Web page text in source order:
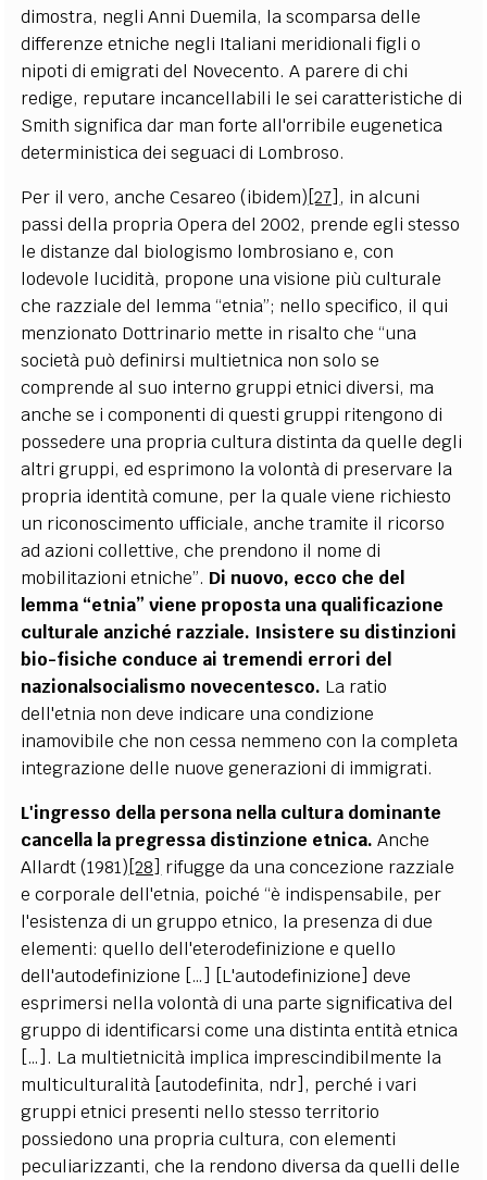
dimostra, negli Anni Duemila, la scomparsa delle
differenze etniche negli Italiani meridionali figli o
nipoti di emigrati del Novecento. A parere di chi
redige, reputare incancellabili le sei caratteristiche di
Smith significa dar man forte all'orribile eugenetica
deterministica dei seguaci di Lombroso.
Per il vero, anche Cesareo (ibidem)[27] , in alcuni
passi della propria Opera del 2002, prende egli stesso
le distanze dal biologismo lombrosiano e, con
lodevole lucidità, propone una visione più culturale
che razziale del lemma “etnia”; nello specifico, il qui
menzionato Dottrinario mette in risalto che “una
società può definirsi multietnica non solo se
comprende al suo interno gruppi etnici diversi, ma
anche se i componenti di questi gruppi ritengono di
possedere una propria cultura distinta da quelle degli
altri gruppi, ed esprimono la volontà di preservare la
propria identità comune, per la quale viene richiesto
un riconoscimento ufficiale, anche tramite il ricorso
ad azioni collettive, che prendono il nome di
mobilitazioni etniche”. Di nuovo, ecco che del
lemma “etnia” viene proposta una qualificazione
culturale anziché razziale. Insistere su distinzioni
bio-fisiche conduce ai tremendi errori del
nazionalsocialismo novecentesco. La ratio
dell'etnia non deve indicare una condizione
inamovibile che non cessa nemmeno con la completa
integrazione delle nuove generazioni di immigrati.
L'ingresso della persona nella cultura dominante
cancella la pregressa distinzione etnica. Anche
Allardt (1981)[28] rifugge da una concezione razziale
e corporale dell'etnia, poiché “è indispensabile, per
l'esistenza di un gruppo etnico, la presenza di due
elementi: quello dell'eterodefinizione e quello
dell'autodefinizione […] [L'autodefinizione] deve
esprimersi nella volontà di una parte significativa del
gruppo di identificarsi come una distinta entità etnica
[…]. La multietnicità implica imprescindibilmente la
multiculturalità [autodefinita, ndr], perché i vari
gruppi etnici presenti nello stesso territorio
possiedono una propria cultura, con elementi
peculiarizzanti, che la rendono diversa da quelli delle